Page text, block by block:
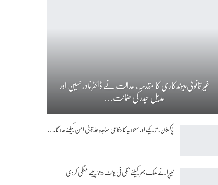
غیر قانونی پیوندکاری کا مقدمہ، عدالت نے ڈاکٹر نادرحسین اور
عدیل حیدر کی ضمانت…
پاکستان، ترکیے اور سعودیہ کا دفاعی معاہدہ علاقائی امن کیلئے مددگار…
نیپرا نے ملک بھر کیلئے بجلی فی یونٹ 75 پیسے مہنگی کردی